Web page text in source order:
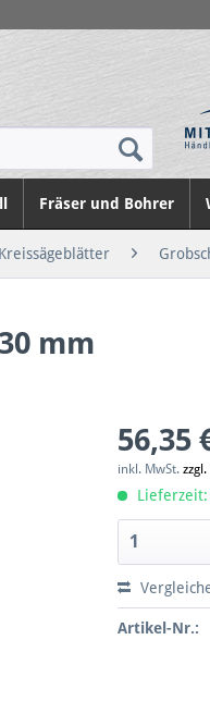
Fräser und Bohrer
mm
56,35
inkl. MwSt.
Lieferzeit:
Artikel-Nr.: